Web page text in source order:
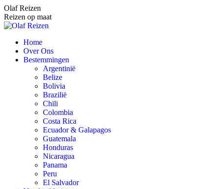
Spring
naar
content
Olaf Reizen
Reizen op maat
Home
Over Ons
Bestemmingen
Argentinië
Belize
Bolivia
Brazilië
Chili
Colombia
Costa Rica
Ecuador & Galapagos
Guatemala
Honduras
Nicaragua
Panama
Peru
El Salvador